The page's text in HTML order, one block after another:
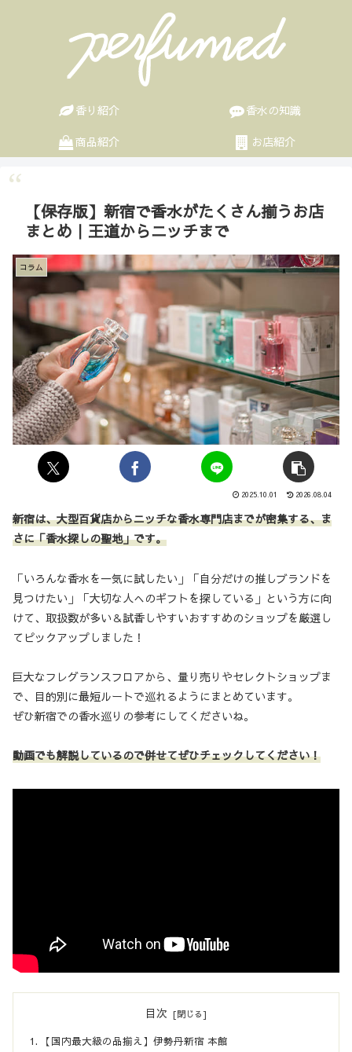
香り紹介
香水の知識
商品紹介
お店紹介
【保存版】新宿で香水がたくさん揃うお店
まとめ｜王道からニッチまで
コラム
2025.10.01 2026.08.04
新宿は、大型百貨店からニッチな香水専門店までが密集する、ま
さに「香水探しの聖地」です。
「いろんな香水を一気に試したい」「自分だけの推しブランドを
見つけたい」「大切な人へのギフトを探している」という方に向
けて、取扱数が多い＆試香しやすいおすすめのショップを厳選し
てピックアップしました！
巨大なフレグランスフロアから、量り売りやセレクトショップま
で、目的別に最短ルートで巡れるようにまとめています。
ぜひ新宿での香水巡りの参考にしてくださいね。
動画でも解説しているので併せてぜひチェックしてください！
目次
【国内最大級の品揃え】伊勢丹新宿 本館